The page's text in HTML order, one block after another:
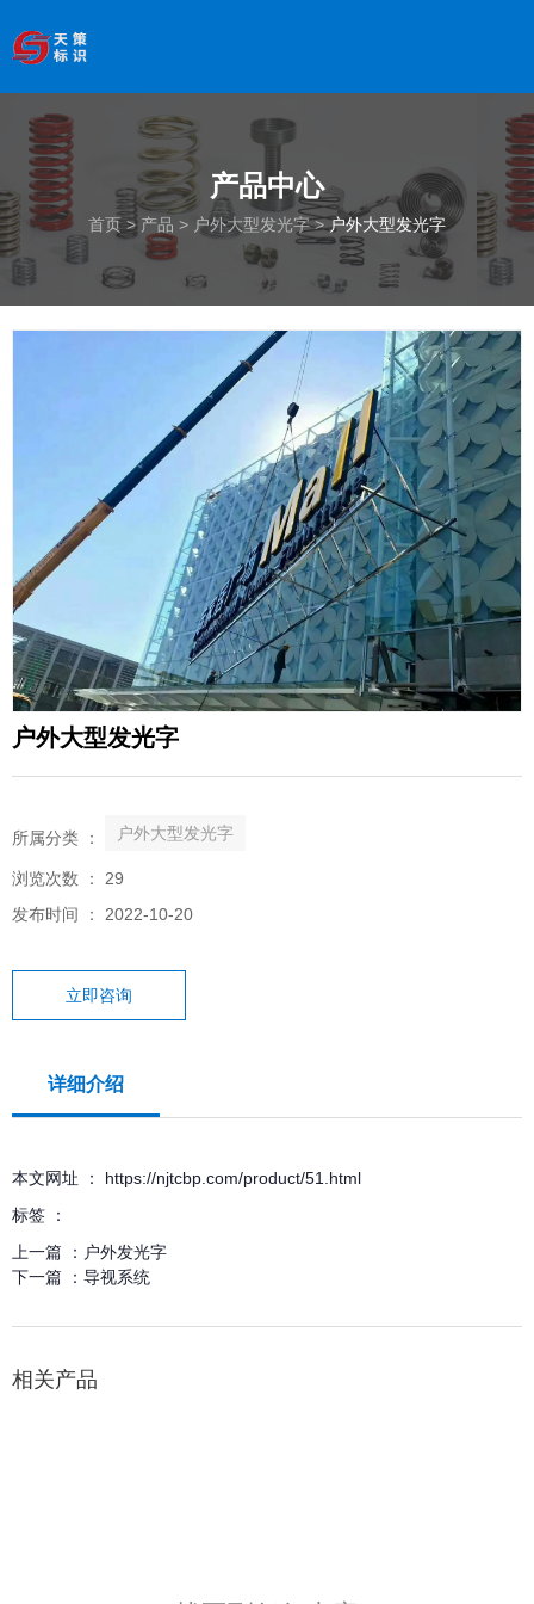
欢迎访问南京天策标识有限公司官网
医院、银行、政府、房地产、企事业单位、景区等基础建设
领域
全国服务热线 18066033339
产品详情
首页/产品 /户外大型发光字 /户外大型发光字
产品中心
首页 > 产品 > 户外大型发光字 >户外大型发光字
户外大型发光字
所属分类 ： 户外大型发光字
浏览次数 ： 29
发布时间 ： 2022-10-20
立即咨询
详细介绍
本文网址 ： https://njtcbp.com/product/51.html
标签 ：
上一篇 ： 户外发光字
下一篇 ： 导视系统
相关产品